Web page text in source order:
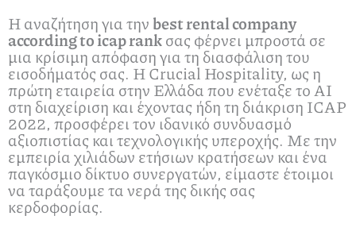
Η αναζήτηση για την best rental company
according to icap rankσας φέρνει μπροστά σε
μια κρίσιμη απόφαση για τη διασφάλιση του
εισοδήματός σας. Η Crucial Hospitality, ως η
πρώτη εταιρεία στην Ελλάδα που ενέταξε το AI
στη διαχείριση και έχοντας ήδη τη διάκριση ICAP
2022, προσφέρει τον ιδανικό συνδυασμό
αξιοπιστίας και τεχνολογικής υπεροχής. Με την
εμπειρία χιλιάδων ετήσιων κρατήσεων και ένα
παγκόσμιο δίκτυο συνεργατών, είμαστε έτοιμοι
να ταράξουμε τα νερά της δικής σας
κερδοφορίας.